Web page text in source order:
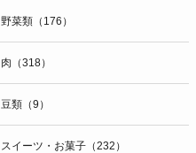
野菜類（176）
肉（318）
豆類（9）
スイーツ・お菓子（232）